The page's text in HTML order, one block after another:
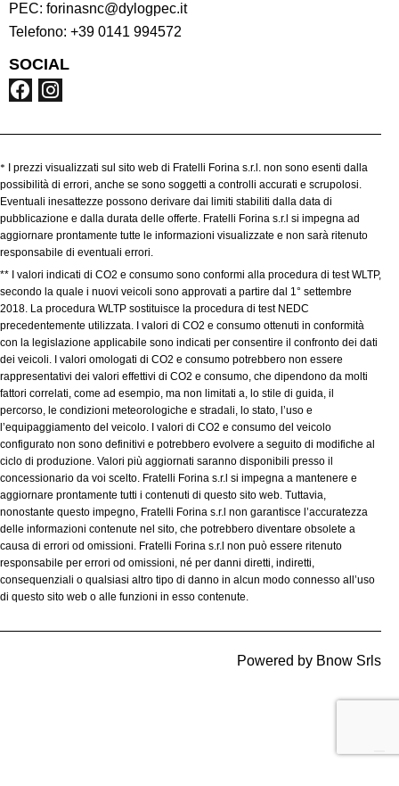
PEC: forinasnc@dylogpec.it
Telefono: +39 0141 994572
SOCIAL
*
I prezzi visualizzati sul sito web di Fratelli Forina s.r.l. non sono esenti dalla
possibilità di errori, anche se sono soggetti a controlli accurati e scrupolosi.
Eventuali inesattezze possono derivare dai limiti stabiliti dalla data di
pubblicazione e dalla durata delle offerte. Fratelli Forina s.r.l si impegna ad
aggiornare prontamente tutte le informazioni visualizzate e non sarà ritenuto
responsabile di eventuali errori.
** I valori indicati di CO2 e consumo sono conformi alla procedura di test WLTP,
secondo la quale i nuovi veicoli sono approvati a partire dal 1° settembre
2018. La procedura WLTP sostituisce la procedura di test NEDC
precedentemente utilizzata. I valori di CO2 e consumo ottenuti in conformità
con la legislazione applicabile sono indicati per consentire il confronto dei dati
dei veicoli. I valori omologati di CO2 e consumo potrebbero non essere
rappresentativi dei valori effettivi di CO2 e consumo, che dipendono da molti
fattori correlati, come ad esempio, ma non limitati a, lo stile di guida, il
percorso, le condizioni meteorologiche e stradali, lo stato, l’uso e
l’equipaggiamento del veicolo. I valori di CO2 e consumo del veicolo
configurato non sono definitivi e potrebbero evolvere a seguito di modifiche al
ciclo di produzione. Valori più aggiornati saranno disponibili presso il
concessionario da voi scelto. Fratelli Forina s.r.l si impegna a mantenere e
aggiornare prontamente tutti i contenuti di questo sito web. Tuttavia,
nonostante questo impegno, Fratelli Forina s.r.l non garantisce l’accuratezza
delle informazioni contenute nel sito, che potrebbero diventare obsolete a
causa di errori od omissioni. Fratelli Forina s.r.l non può essere ritenuto
responsabile per errori od omissioni, né per danni diretti, indiretti,
consequenziali o qualsiasi altro tipo di danno in alcun modo connesso all’uso
di questo sito web o alle funzioni in esso contenute.
Powered by Bnow Srls